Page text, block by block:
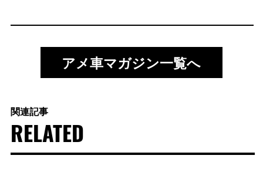
アメ車マガジン一覧へ
関連記事
RELATED